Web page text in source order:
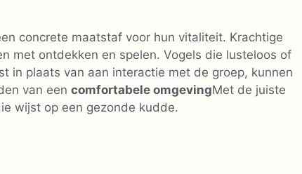
concrete maatstaf voor hun vitaliteit. Krachtige
met ontdekken en spelen. Vogels die lusteloos of
in plaats van aan interactie met de groep, kunnen
van een comfortabele omgevingMet de juiste
wijst op een gezonde kudde.